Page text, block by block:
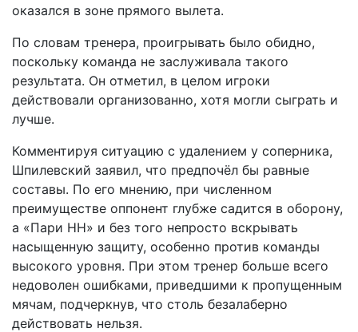
оказался в зоне прямого вылета.
По словам тренера, проигрывать было обидно,
поскольку команда не заслуживала такого
результата. Он отметил, в целом игроки
действовали организованно, хотя могли сыграть и
лучше.
Комментируя ситуацию с удалением у соперника,
Шпилевский заявил, что предпочёл бы равные
составы. По его мнению, при численном
преимуществе оппонент глубже садится в оборону,
а «Пари НН» и без того непросто вскрывать
насыщенную защиту, особенно против команды
высокого уровня. При этом тренер больше всего
недоволен ошибками, приведшими к пропущенным
мячам, подчеркнув, что столь безалаберно
действовать нельзя.